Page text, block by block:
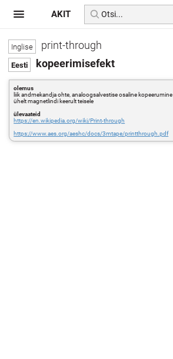
print-through
kopeerimisefekt
olemus
liik andmekandja ohte, analoogsalvestise osaline kopeerumine
ühelt magnetlindi keerult teisele
ülevaateid
https://en.wikipedia.org/wiki/Print-through
https://www.aes.org/aeshc/docs/3mtape/printthrough.pdf
AKIT